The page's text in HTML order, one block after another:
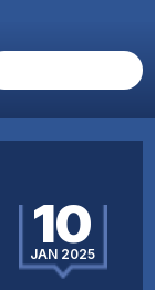
10
JAN 2025